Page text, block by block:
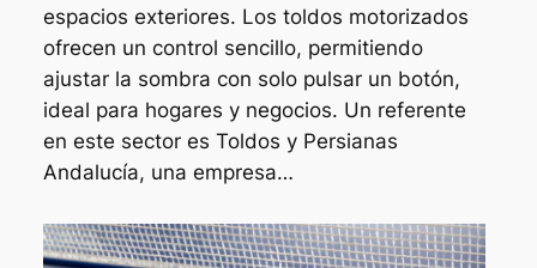
espacios exteriores. Los toldos motorizados
ofrecen un control sencillo, permitiendo
ajustar la sombra con solo pulsar un botón,
ideal para hogares y negocios. Un referente
en este sector es Toldos y Persianas
Andalucía, una empresa…